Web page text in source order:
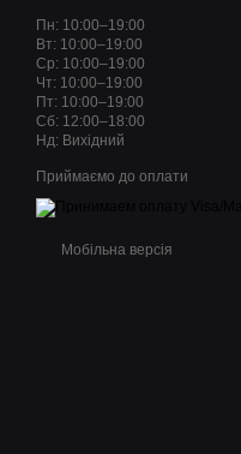
Пн: 10:00–19:00
Вт: 10:00–19:00
Ср: 10:00–19:00
Чт: 10:00–19:00
Пт: 10:00–19:00
Сб: 12:00–18:00
Нд: Вихідний
Приймаємо до оплати
Мобільна версія